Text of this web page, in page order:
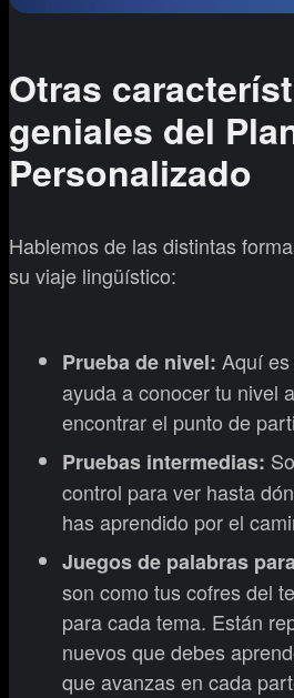
Otras
geniales del
Personalizado
Hablemos de las distintas
su viaje lingüístico:
Prueba de nivel: Aquí
ayuda a conocer tu nivel
encontrar el punto de
Pruebas intermedias:
control para ver hasta
has aprendido por el
Juegos de palabras
son como tus cofres del
para cada tema. Están
nuevos que debes
que avanzas en cada